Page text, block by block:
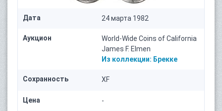
Дата 24 марта 1982
Аукцион
World-Wide Coins of California
James F. Elmen
Из коллекции: Брекке
Сохранность XF
Цена -